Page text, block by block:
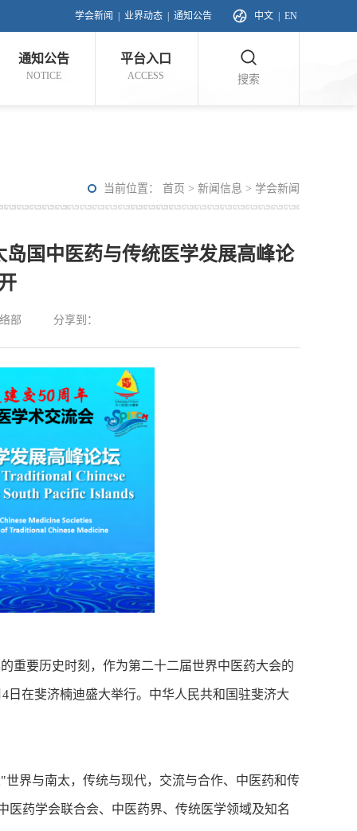
学会新闻 业界动态 通知公告 中文 EN
通知公告
NOTICE
平台入口
ACCESS 搜索
当前位置： 首页 > 新闻信息 > 学会新闻
国中医药与传统医学发展高峰论
部 分享到：
要历史时刻，作为第二十二届世界中医药大会的
日在斐济楠迪盛大举行。中华人民共和国驻斐济大
界与南太，传统与现代，交流与合作、中医药和传
药学会联合会、中医药界、传统医学领域及知名